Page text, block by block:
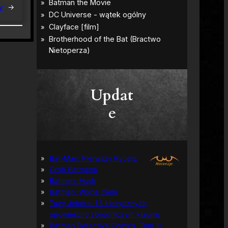
→
Updat
e
Bat-Man: Pierwszy Rycerz
Grób Batmana
Batman: Hush
Batman: Wojna Cieni
Tuzy Jokera: 13 klasycznych
opowieści o zbrodniczym klaunie
Batman Detective Comics, Tom 1: